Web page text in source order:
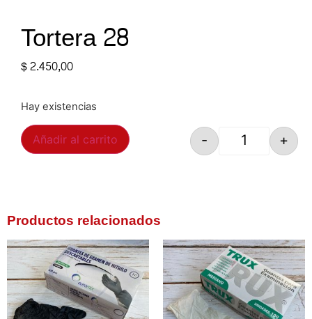
Tortera 28
$2.450,00
Hay existencias
- +
Añadir al carrito
Productos relacionados